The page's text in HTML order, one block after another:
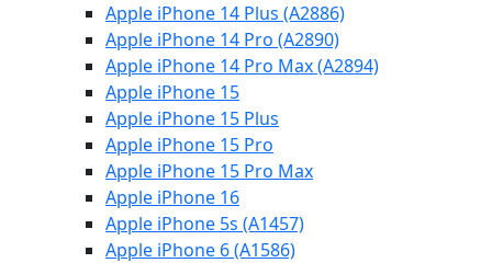
Apple iPhone 14 Plus (A2886)
Apple iPhone 14 Pro (A2890)
Apple iPhone 14 Pro Max (A2894)
Apple iPhone 15
Apple iPhone 15 Plus
Apple iPhone 15 Pro
Apple iPhone 15 Pro Max
Apple iPhone 16
Apple iPhone 5s (A1457)
Apple iPhone 6 (A1586)